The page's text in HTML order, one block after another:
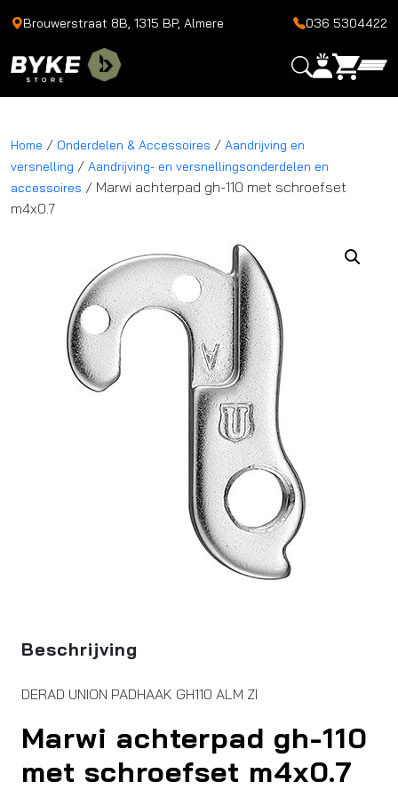
Brouwerstraat 8B, 1315 BP, Almere 036 5304422
Home / Onderdelen & Accessoires / Aandrijving en
versnelling / Aandrijving- en versnellingsonderdelen en
accessoires / Marwi achterpad gh-110 met schroefset
m4x0.7
Beschrijving
DERAD UNION PADHAAK GH110 ALM ZI
Marwi achterpad gh-110
met schroefset m4x0.7